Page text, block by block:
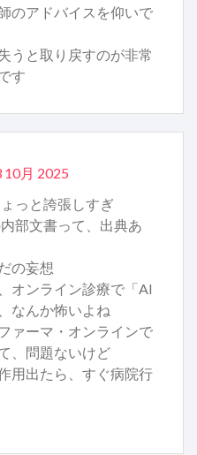
のアドバイスを仰いで
うと取り戻すのが非常
す
10月 2025
っと誇張しすぎ
部文書って、出典あ
の妄想
オンライン診療で「AI
なんか怖いよね
ァーマ・オンラインで
、問題ないけど
用出たら、すぐ病院行